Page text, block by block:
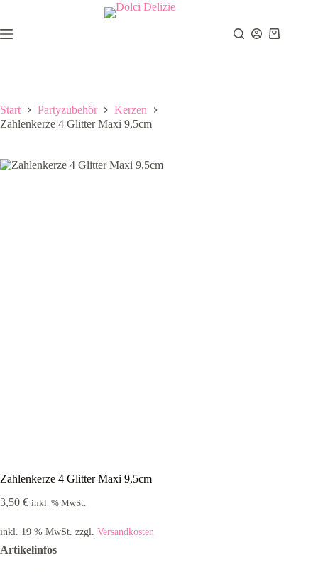
springen
Warenkorb
Start Partyzubehör
Kerzen
Zahlenkerze 4 Glitter Maxi 9,5cm
Zahlenkerze 4 Glitter Maxi 9,5cm
3,50 € inkl. % MwSt.
inkl. 19 % MwSt. zzgl. Versandkosten
Artikelinfos